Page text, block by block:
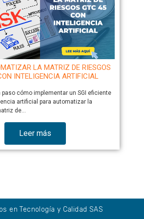
LA MATRIZ DE RIESGOS
INTELIGENCIA ARTIFICIAL
paso cómo implementar un SGI eficiente
artificial para automatizar la
de…
Leer más
en Tecnología y Calidad SAS